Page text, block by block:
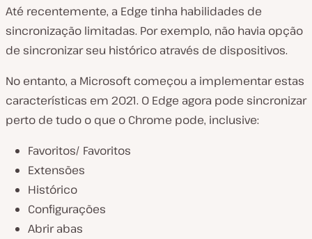
Até recentemente, a Edge tinha habilidades de
sincronização limitadas. Por exemplo, não havia opção
de sincronizar seu histórico através de dispositivos.
No entanto, a Microsoft começou a implementar estas
características em 2021. O Edge agora pode sincronizar
perto de tudo o que o Chrome pode, inclusive:
Favoritos/ Favoritos
Extensões
Histórico
Configurações
Abrir abas